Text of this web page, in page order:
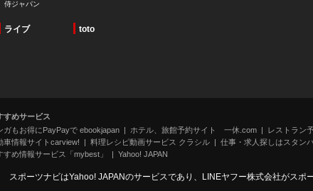
侍ジャパン
ライブ toto
すめサービス
ガもお得にPayPayで ebookjapan
ホテル、旅館予約サイト 一休.com
レストラン
車情報サイトcarview!
料理レシピ動画サービス クラシル 仕事・求人探しはスタン
すめ情報サービス「mybest」
Yahoo! JAPAN
スポーツナビはYahoo! JAPANのサービスであり、LINEヤフー株式会社がスポ